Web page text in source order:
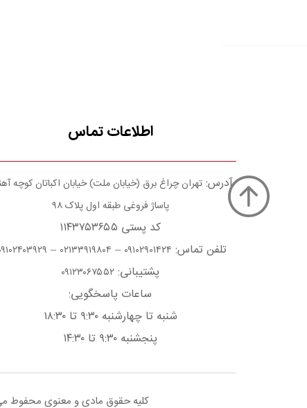
اطلاعات تماس
آدرس: تهران چراغ برق (خیابان ملت) خیابان اکباتان کوچه
پاساژ فروغی طبقه اول پلاک ۹۸
کد پستی ۱۱۴۳۷۵۳۶۵۵
تلفن تماس: ۰۹۱۰۲۹۰۱۴۲۴ – ۰۲۱۳۳۹۱۹۸۰۴ –
پشتیبانی: ۰۹۱۲۳۰۶۷۵۵۲
ساعات پاسخگویی:
شنبه تا چهارشنبه ۹:۳۰ تا ۱۸:۳۰
پنجشنبه ۹:۳۰ تا ۱۴:۳۰
کلیه حقوق مادی و معنوی محفوط می